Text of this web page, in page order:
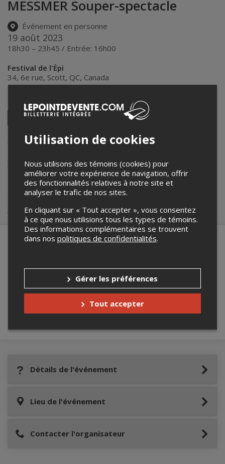
MESSMER Souper-spectacle
Événement en personne
19 août 2023
18h30 – 23h45 / Entrée: 16h00
Festival de l'Épi
34, 6e rue, Scott, QC, Canada
Partagez cet événement
Twitter
courriel
Lepointdevente.com agit à titre de mandataire pour
pour ses événements.
Pour plus d’information à propos de cet événement, veuillez
contacter l’organisateur de l’événement, Festival de l'épi de Scott
info@festivaldelepi.com.
Achat de billets
robot ci-bas.
Détails de l'événement
Lieu de l'événement
Contacter l'organisateur
Utilisation de cookies
Nous utilisons des témoins (cookies) pour
améliorer votre expérience de navigation, offrir
des fonctionnalités relatives à notre site et
analyser le trafic de nos sites.
En cliquant sur « Tout accepter », vous consentez
à ce que nous utilisions tous les types de témoins.
Des informations complémentaires se trouvent
dans nos politiques de confidentialités.
Gérer les préférences
Tout accepter